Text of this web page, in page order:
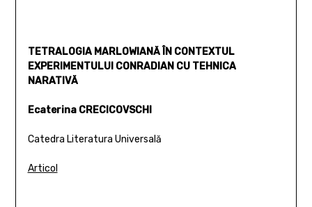
TETRALOGIA MARLOWIANĂ ÎN CONTEXTUL
EXPERIMENTULUI CONRADIAN CU TEHNICA
NARATIVĂ
Ecaterina CRECICOVSCHI
Catedra Literatura Universală
Articol